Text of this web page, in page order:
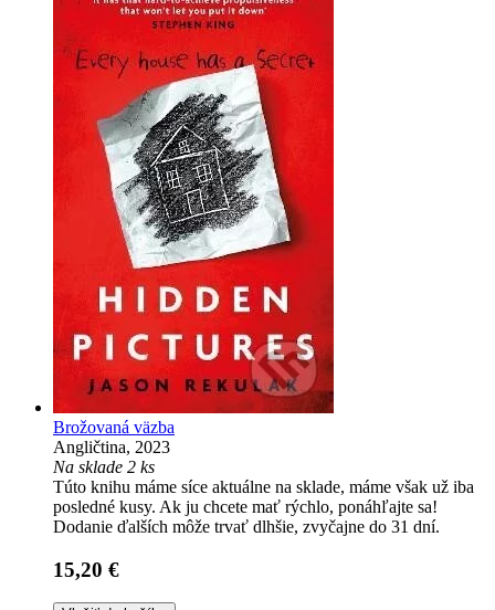
Brožovaná väzba
Angličtina, 2023
Na sklade 2 ks
Túto knihu máme síce aktuálne na sklade, máme však už iba
posledné kusy. Ak ju chcete mať rýchlo, ponáhľajte sa!
Dodanie ďalších môže trvať dlhšie, zvyčajne do 31 dní.
15,20 €